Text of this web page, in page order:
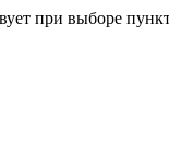
при выборе